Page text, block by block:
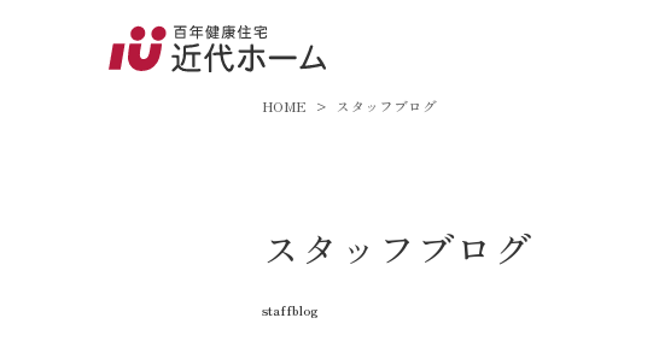
家づくりへの想い
オーガニックハウス
HOME スタッフブログ
スタッフブログ
staffblog